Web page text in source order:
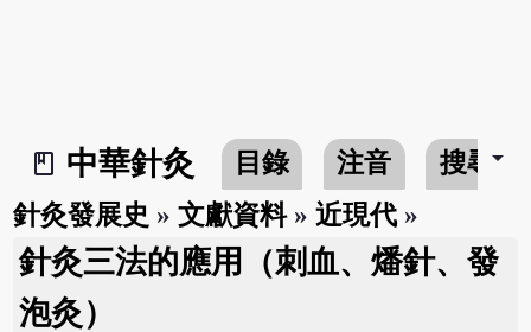
book_2
中華針灸 目錄 注音 搜尋arrow_drop_down
針灸發展史 »文獻資料»近現代 »
針灸三法的應用（刺血、燔針、發
泡灸）